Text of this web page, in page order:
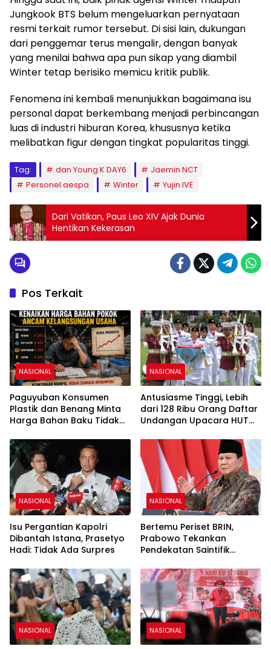
Jungkook BTS belum mengeluarkan pernyataan
resmi terkait rumor tersebut. Di sisi lain, dukungan
dari penggemar terus mengalir, dengan banyak
yang menilai bahwa apa pun sikap yang diambil
Winter tetap berisiko memicu kritik publik.
Fenomena ini kembali menunjukkan bagaimana isu
personal dapat berkembang menjadi perbincangan
luas di industri hiburan Korea, khususnya ketika
melibatkan figur dengan tingkat popularitas tinggi.
Tag: dan Young K DAY6
Jaemin NCT
Personel aespa
Winter Yujin IVE
Dari Vatikan, Paus Leo XIV Ajak Dunia
Hentikan Kekerasan
Pos Terkait
NASIONAL
Paguyuban Konsumen
Plastik dan Benang Minta
Harga Bahan Baku Tidak
NASIONAL
Antusiasme Tinggi, Lebih
dari 128 Ribu Orang Daftar
Undangan Upacara HUT
NASIONAL
Isu Pergantian Kapolri
Dibantah Istana, Prasetyo
Hadi: Tidak Ada Surpres
NASIONAL
Bertemu Periset BRIN,
Prabowo Tekankan
Pendekatan Saintifik
Bangsa
NASIONAL NASIONAL